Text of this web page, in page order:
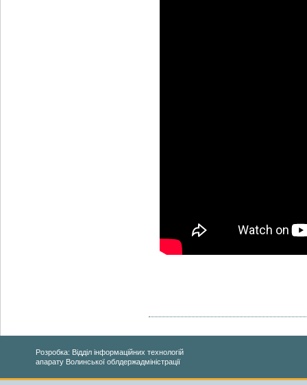
Розробка: Відділ інформаційних технологій
апарату Волинської облдержадміністрації